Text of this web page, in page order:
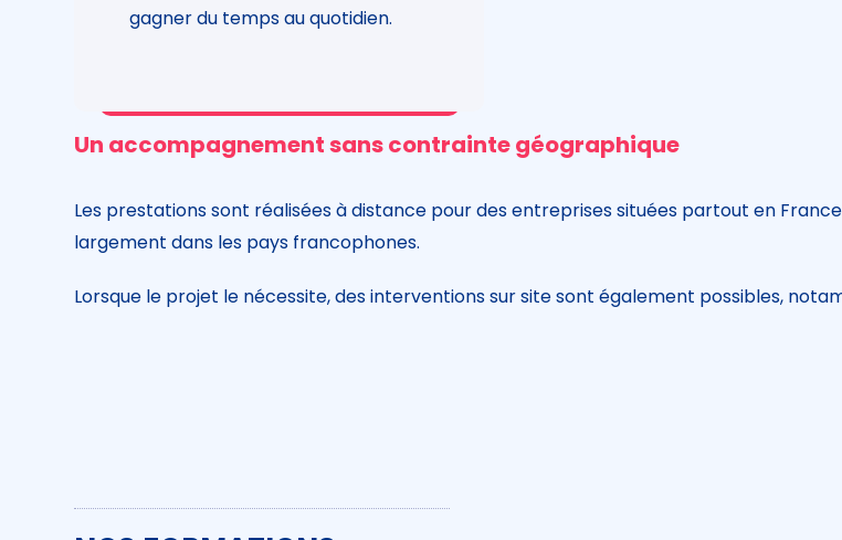
gagner du temps au quotidien.
Un accompagnement sans contrainte géographique
Les prestations sont réalisées à distance pour des entreprises situées partout en France
largement dans les pays francophones.
Lorsque le projet le nécessite, des interventions sur site sont également possibles,